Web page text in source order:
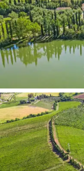
özgü rustik tadı
olanaklarla
sahiptir.Taş ve
terakota
toplam320
yayılmıştır.Zemin
yatak odası ve iki
bulunmaktadır.
odası, ikinci bir
dolaplı bir ana
banyo
büyüleyici bir ek